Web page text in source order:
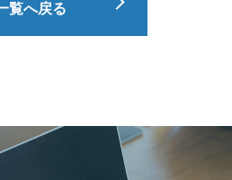
覧へ戻る